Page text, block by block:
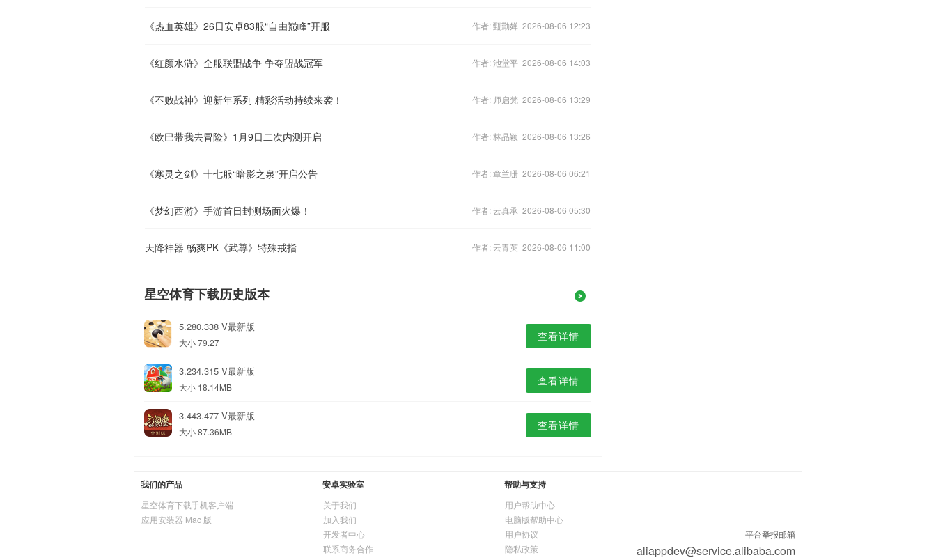
《热血英雄》26日安卓83服“自由巅峰”开服 作者: 甄勤婵 2026-08-06 12:23
《红颜水浒》全服联盟战争 争夺盟战冠军 作者: 池堂平 2026-08-06 14:03
《不败战神》迎新年系列 精彩活动持续来袭！ 作者: 师启梵 2026-08-06 13:29
《欧巴带我去冒险》1月9日二次内测开启 作者: 林晶颖 2026-08-06 13:26
《寒灵之剑》十七服“暗影之泉”开启公告 作者: 章兰珊 2026-08-06 06:21
《梦幻西游》手游首日封测场面火爆！ 作者: 云真承 2026-08-06 05:30
天降神器 畅爽PK《武尊》特殊戒指 作者: 云青英 2026-08-06 11:00
星空体育下载历史版本
5.280.338 V最新版
大小 79.27 查看详情
3.234.315 V最新版
大小 18.14MB 查看详情
3.443.477 V最新版
大小 87.36MB 查看详情
我们的产品
星空体育下载手机客户端
应用安装器 Mac 版
安卓实验室
关于我们
加入我们
开发者中心
联系商务合作
帮助与支持
用户帮助中心
电脑版帮助中心
用户协议
隐私政策
平台举报邮箱
aliappdev@service.alibaba.com